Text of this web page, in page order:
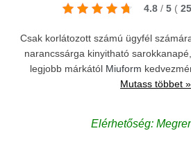
4.8 / 5 ( 25
Csak korlátozott számú ügyfél
narancssárga kinyitható
legjobb márkától Miuform
Mutass többet »
Elérhetőség: